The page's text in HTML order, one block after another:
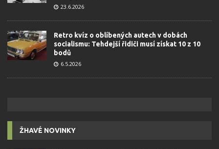
23.6.2026
Retro kvíz o oblíbených autech v dobách
socialismu: Tehdejší řidiči musí získat 10 z 10
bodů
6.5.2026
ŽHAVÉ NOVINKY